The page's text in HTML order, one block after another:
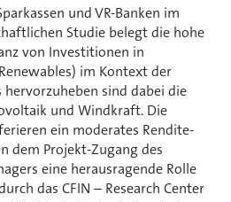
und VR-Banken im
Studie belegt die hohe
von Investitionen in
im Kontext der
hervorzuheben sind dabei die
und Windkraft. Die
ein moderates Rendite-
dem Projekt-Zugang des
eine herausragende Rolle
das CFIN – Research Center